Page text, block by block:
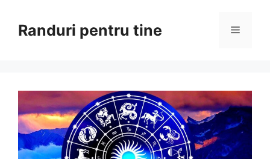
conținutRanduri pentru tine Meniu